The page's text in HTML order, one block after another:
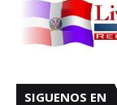
SIGUENOS EN